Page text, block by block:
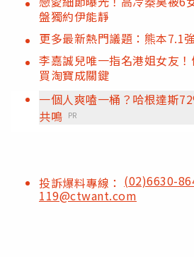
盤獨約伊能靜
更多最新熱門議題：熊本7.1
李嘉誠兒唯一指名港姐女友
買淘寶成關鍵
一個人爽嗑一桶？哈根達斯
共鳴 PR
投訴爆料專線： (02)6630-
119@ctwant.com